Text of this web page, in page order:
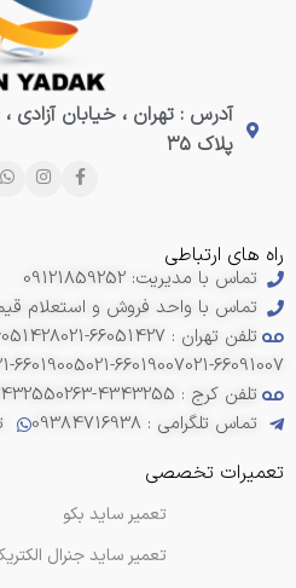
آدرس : تهران ، خیابان آزادی
پلاک ۳۵
راه های ارتباطی
تماس با مدیریت: 09121859252
تماس با واحد فروش و استعلام قیمت:
تلفن تهران : 66051427-021
021-66091007
021-66019007
66019005
تلفن کرج : 4343255-0263
تماس تلگرامی : 09384716938
تعمیرات تخصصی
تعمیر ساید بکو
تعمیر ساید جنرال